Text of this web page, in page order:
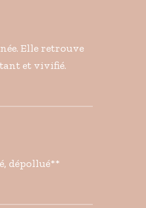
Elle retrouve
et vivifié.
dépollué**